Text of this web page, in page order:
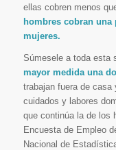
ellas cobren menos
hombres cobran
mujeres.
Súmesele a toda esta
mayor medida una
trabajan fuera de casa
cuidados y labores
que continúa la de los
Encuesta de Empleo
Nacional de